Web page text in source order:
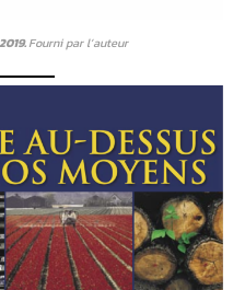
Fourni par l’auteur